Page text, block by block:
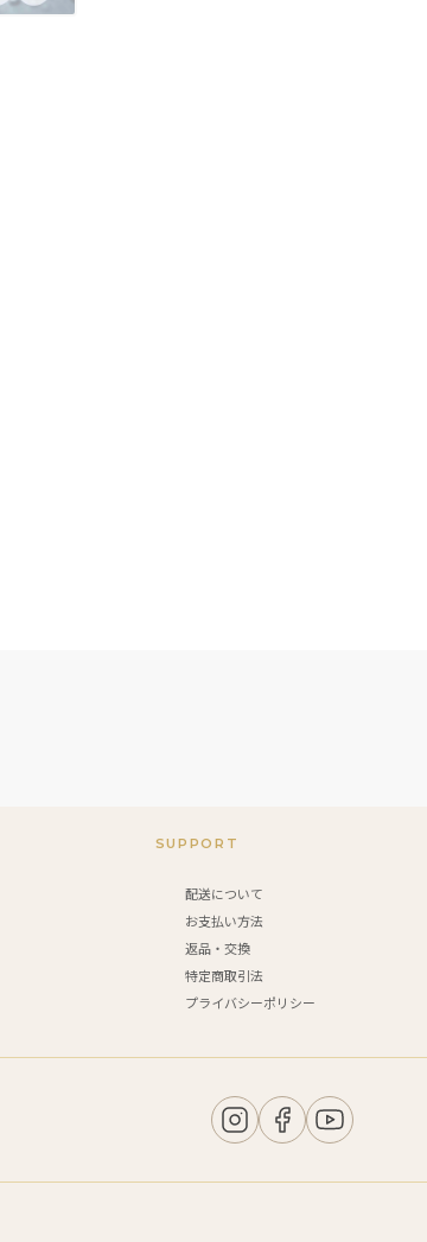
SUPPORT
配送について
お支払い方法
返品・交換
特定商取引法
プライバシーポリシー